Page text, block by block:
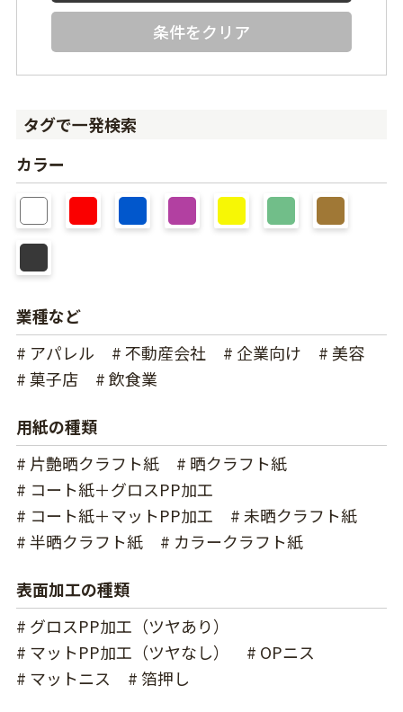
条件をクリア
タグで一発検索
カラー
業種など
# アパレル
# 不動産会社 # 企業向け
# 美容
# 菓子店
# 飲食業
用紙の種類
# 片艶晒クラフト紙
# 晒クラフト紙
# コート紙＋グロスPP加工
# コート紙＋マットPP加工
# 未晒クラフト紙
# 半晒クラフト紙
# カラークラフト紙
表面加工の種類
# グロスPP加工（ツヤあり）
# マットPP加工（ツヤなし）
# OPニス
# マットニス
# 箔押し